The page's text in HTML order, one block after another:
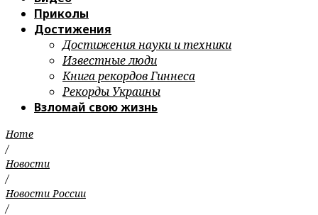
Приколы
Достижения
Достижения науки и техники
Известные люди
Книга рекордов Гиннеса
Рекорды Украины
Взломай свою жизнь
Home
/
Новости
/
Новости России
/